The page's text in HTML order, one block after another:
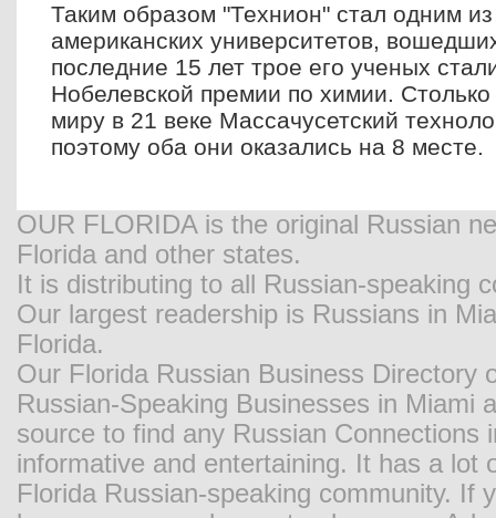
Таким образом "Технион" стал одним из
американских университетов,
последние 15 лет трое его ученых
Нобелевской премии по химии.
миру в 21 веке Массачусетский
поэтому оба они оказались на 8 месте.
OUR FLORIDA is the original Russian
Florida and other states.
It is distributing to all Russian-speaking
Our largest readership is Russians in
Florida.
Our Florida Russian Business Directory
Russian-Speaking Businesses in Miami
source to find any Russian
informative and entertaining. It has a
Florida Russian-speaking community. If